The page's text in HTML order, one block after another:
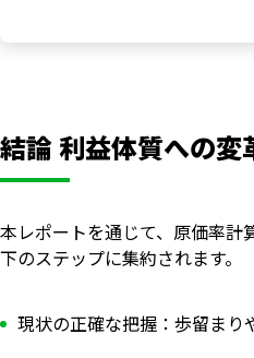
結論 利益体質への変
本レポートを通じて、原価率
下のステップに集約されます。
現状の正確な把握：歩留まり